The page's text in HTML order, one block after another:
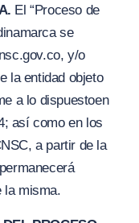
El “Proceso de
se
, y/o
la entidad objeto
a lo dispuestoen
así como en los
a partir de la
la misma.